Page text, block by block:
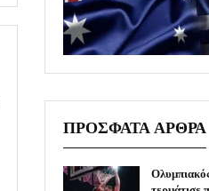
ΠΡΟΣΦΑΤΑ ΑΡΘΡΑ